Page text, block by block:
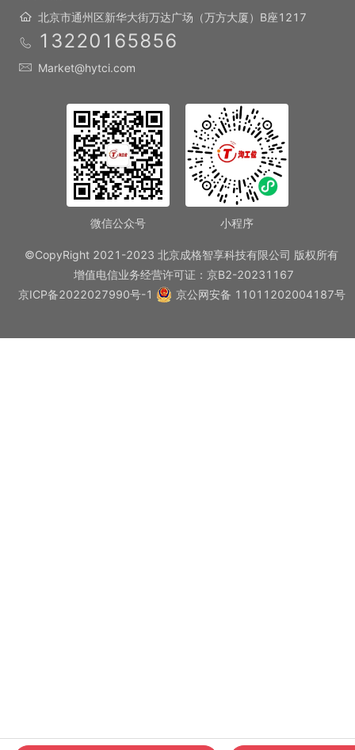
北京市通州区新华大街万达广场（万方大厦）B座1217
13220165856
Market@hytci.com
微信公众号 小程序
©CopyRight 2021-2023 北京成格智享科技有限公司 版权所有
增值电信业务经营许可证：京B2-20231167
京ICP备2022027990号-1
京公网安备 11011202004187号